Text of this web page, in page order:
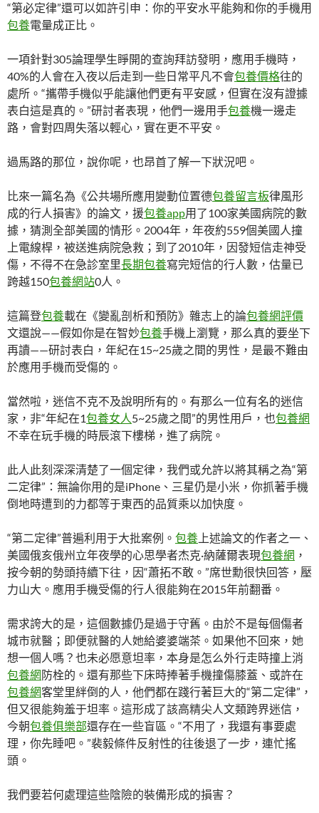
“第必定律”還可以如許引申：你的平安水平能夠和你的手機用
包養電量成正比。
一項針對305論理學生睜開的查詢拜訪發明，應用手機時，
40%的人會在入夜以后走到一些日常平凡不會包養價格往的
處所。“攜帶手機似乎能讓他們更有平安感，但實在沒有證據
表白這是真的。”研討者表現，他們一邊用手包養機一邊走
路，會對四周失落以輕心，實在更不平安。
過馬路的那位，說你呢，也昂首了解一下狀況吧。
比來一篇名為《公共場所應用變動位置德包養留言板律風形
成的行人損害》的論文，援包養app用了100家美國病院的數
據，猜測全部美國的情形。2004年，年夜約559個美國人撞
上電線桿，被送進病院急救；到了2010年，因發短信走神受
傷，不得不在急診室里長期包養寫完短信的行人數，估量已
跨越150包養網站0人。
這篇登包養載在《變亂剖析和預防》雜志上的論包養網評價
文還說——假如你是在智妙包養手機上瀏覽，那么真的要坐下
再讀——研討表白，年紀在15~25歲之間的男性，是最不難由
於應用手機而受傷的。
當然啦，迷信不克不及說明所有的。有那么一位有名的迷信
家，非“年紀在1包養女人5~25歲之間”的男性用戶，也包養網
不幸在玩手機的時辰滾下樓梯，進了病院。
此人此刻深深清楚了一個定律，我們或允許以將其稱之為“第
二定律”：無論你用的是iPhone、三星仍是小米，你抓著手機
倒地時遭到的力都等于東西的品質乘以加快度。
“第二定律”普遍利用于大批案例。 包養 上述論文的作者之一、
美國俄亥俄州立年夜學的心思學者杰克·納薩爾表現包養網 ，
按今朝的勢頭持續下往，因“蕭拓不敢。”席世勳很快回答，壓
力山大。應用手機受傷的行人很能夠在2015年前翻番。
需求誇大的是，這個數據仍是過于守舊。由於不是每個傷者
城市就醫；即便就醫的人她給婆婆端茶。如果他不回來，她
想一個人嗎？也未必愿意坦率，本身是怎么外行走時撞上消
包養網 防栓的。還有那些下床時捧著手機撞傷膝蓋、或許在
包養網客堂里絆倒的人，他們都在踐行著巨大的“第二定律”，
但又很能夠羞于坦率。這形成了該高精尖人文類跨界迷信，
今朝包養俱樂部還存在一些盲區。“不用了，我還有事要處
理，你先睡吧。”裴毅條件反射性的往後退了一步，連忙搖
頭。
我們要若何處理這些陰險的裝備形成的損害？